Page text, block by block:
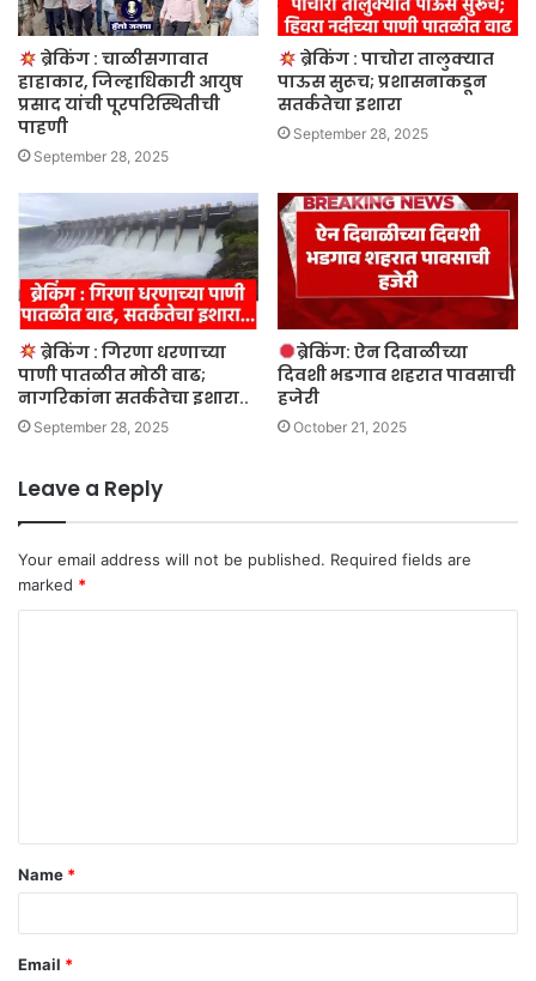
ब्रेकिंग : चाळीसगावात
हाहाकार, जिल्हाधिकारी आयुष
प्रसाद यांची पूरपरिस्थितीची
पाहणी
September 28, 2025
ब्रेकिंग : पाचोरा तालुक्यात
पाऊस सुरूच; प्रशासनाकडून
सतर्कतेचा इशारा
September 28, 2025
ब्रेकिंग : गिरणा धरणाच्या
पाणी पातळीत मोठी वाढ;
नागरिकांना सतर्कतेचा इशारा..
September 28, 2025
ब्रेकिंग: ऐन दिवाळीच्या
दिवशी भडगाव शहरात पावसाची
हजेरी
October 21, 2025
Leave a Reply
Your email address will not be published. Required fields are
marked *
t
*
Name *
Email *